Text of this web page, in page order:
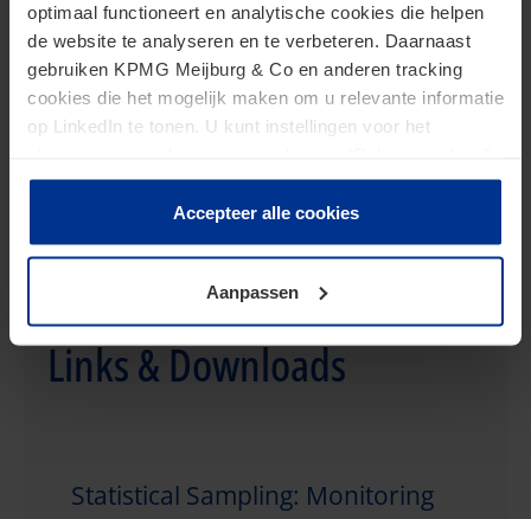
optimaal functioneert en analytische cookies die helpen
de website te analyseren en te verbeteren. Daarnaast
gebruiken KPMG Meijburg & Co en anderen tracking
cookies die het mogelijk maken om u relevante informatie
op LinkedIn te tonen. U kunt instellingen voor het
te klikken. Als u op “Accepteer alle cookies” klikt, geeft u
toestemming voor het gebruik van alle cookies. Deze
toestemming kunt u altijd weer intrekken.
Accepteer alle cookies
Aanpassen
Links & Downloads
Statistical Sampling: Monitoring